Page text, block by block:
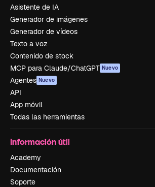
Asistente de IA
Generador de imágenes
Generador de vídeos
Texto a voz
Contenido de stock
MCP para Claude/ChatGPT Nuevo
Agentes Nuevo
API
App móvil
Todas las herramientas
Información útil
Academy
Documentación
Soporte